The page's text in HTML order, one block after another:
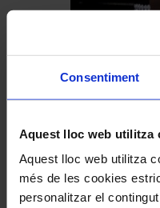
Consentiment
Aquest lloc web utilitza
Aquest lloc web utilitza
més de les cookies
personalitzar el
Montserrat
Coneix la nostra